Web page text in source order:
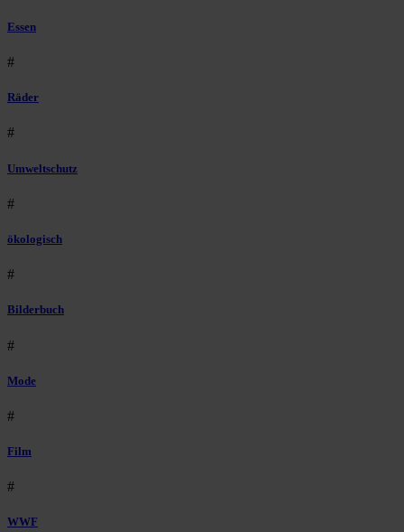
Essen
#
Räder
#
Umweltschutz
#
ökologisch
#
Bilderbuch
#
Mode
#
Film
#
WWF